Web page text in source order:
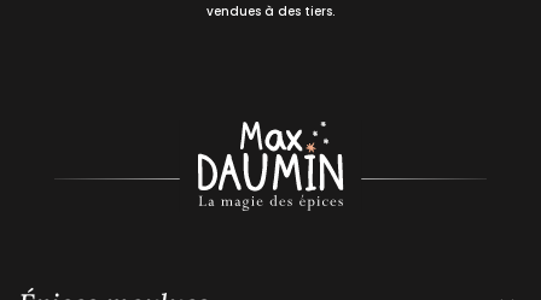
vendues à des tiers.